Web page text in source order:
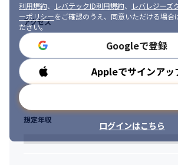
利用規約、 レバテックID利用規約、
レバレジーズ
ーポリシーをご確認のうえ、同意いただける場合
ださい。
Googleで登録
Appleでサインアッ
ログインはこちら
アクセス
勤務時間
想定年収